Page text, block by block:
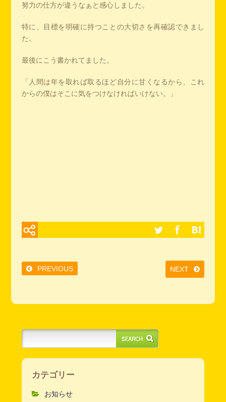
努力の仕方が違うなぁと感心しました。
特に、目標を明確に持つことの大切さを再確認できまし
た。
最後にこう書かれてました。
「人間は年を取れば取るほど自分に甘くなるから、これ
からの僕はそこに気をつけなければいけない。」
PREVIOUS NEXT
カテゴリー
お知らせ